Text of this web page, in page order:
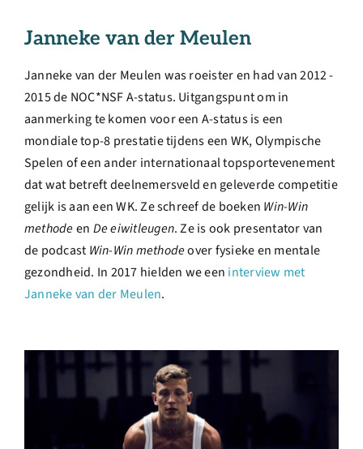
Janneke van der Meulen
Janneke van der Meulen was roeister en had van 2012 -
2015 de NOC*NSF A-status. Uitgangspunt om in
aanmerking te komen voor een A-status is een
mondiale top-8 prestatie tijdens een WK, Olympische
Spelen of een ander internationaal topsportevenement
dat wat betreft deelnemersveld en geleverde competitie
gelijk is aan een WK. Ze schreef de boeken Win-Win
methodeen De eiwitleugen. Ze is ook presentator van
de podcast Win-Win methodeover fysieke en mentale
gezondheid. In 2017 hielden we een interview met
Janneke van der Meulen.